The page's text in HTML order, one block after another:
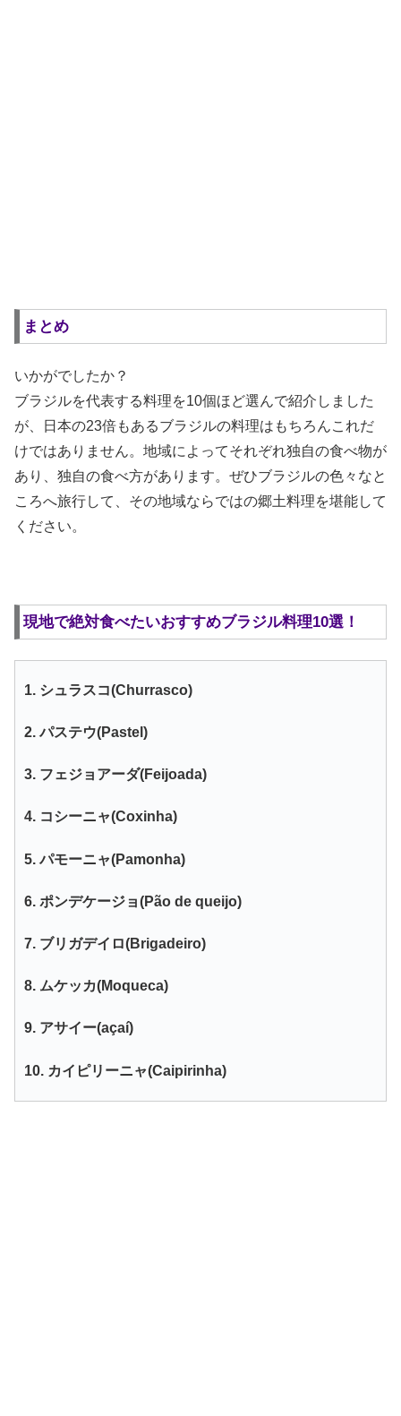
まとめ
いかがでしたか？
ブラジルを代表する料理を10個ほど選んで紹介しました
が、日本の23倍もあるブラジルの料理はもちろんこれだ
けではありません。地域によってそれぞれ独自の食べ物が
あり、独自の食べ方があります。ぜひブラジルの色々なと
ころへ旅行して、その地域ならではの郷土料理を堪能して
ください。
現地で絶対食べたいおすすめブラジル料理10選！
1. シュラスコ(Churrasco)
2. パステウ(Pastel)
3. フェジョアーダ(Feijoada)
4. コシーニャ(Coxinha)
5. パモーニャ(Pamonha)
6. ポンデケージョ(Pão de queijo)
7. ブリガデイロ(Brigadeiro)
8. ムケッカ(Moqueca)
9. アサイー(açaí)
10. カイピリーニャ(Caipirinha)